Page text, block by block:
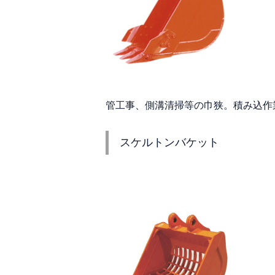
管工事、側溝清掃等の巾狭。積み込
スケルトンバケット